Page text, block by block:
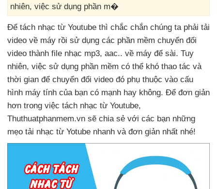
nhiên, việc sử dụng phần m�
Để tách nhạc từ Youtube thì chắc chắn chúng ta phải tải
video về máy rồi sử dụng các phần mềm chuyển đổi
video thành file nhạc mp3, aac.. về máy để sài. Tuy
nhiên, việc sử dụng phần mềm có thể khó thao tác và
thời gian để chuyển đổi video đó phụ thuộc vào cấu
hình máy tính của bạn có mạnh hay không. Để đơn giản
hơn trong việc tách nhạc từ Youtube,
Thuthuatphanmem.vn sẽ chia sẻ với các bạn những
mẹo tải nhạc từ Yotube nhanh và đơn giản nhất nhé!